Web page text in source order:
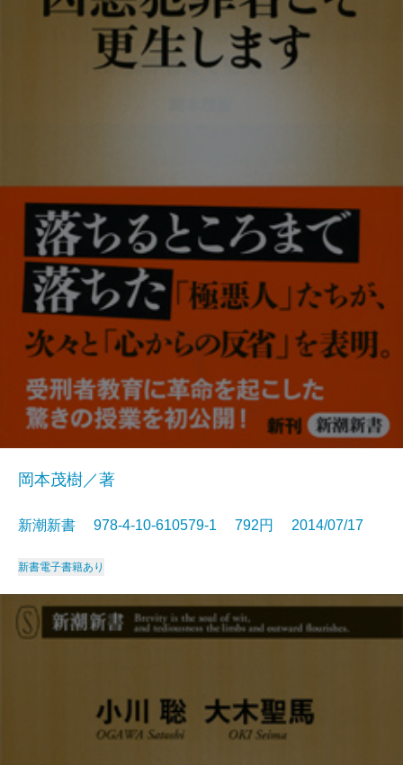
岡本茂樹／著
新潮新書 978-4-10-610579-1 792円 2014/07/17
新書電子書籍あり